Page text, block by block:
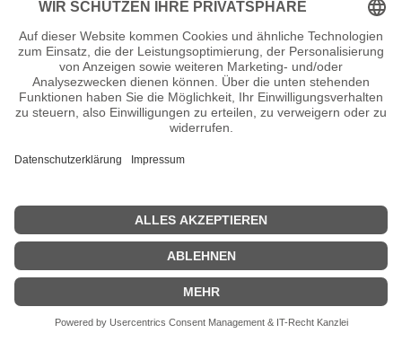
weitere nominiert. Hazal Kaya ist seit dem 6. Februar 2019 mit Ali
Atay verheiratet, der ebenfalls als Schauspieler tätig ist. Beide
spielten gemeinsam in der Serie „Behzat C.: Bir Ankara Polisiyesi“
Hazal Kaya Seiten, Kurzbio, Familie, verheiratet, Herkunft etc.
Instagram Seite
| © 2013–2023 was-war-wann.de. Alle Rechte vorbehalten. |
| Kurzbio | Vita | Herkunft |